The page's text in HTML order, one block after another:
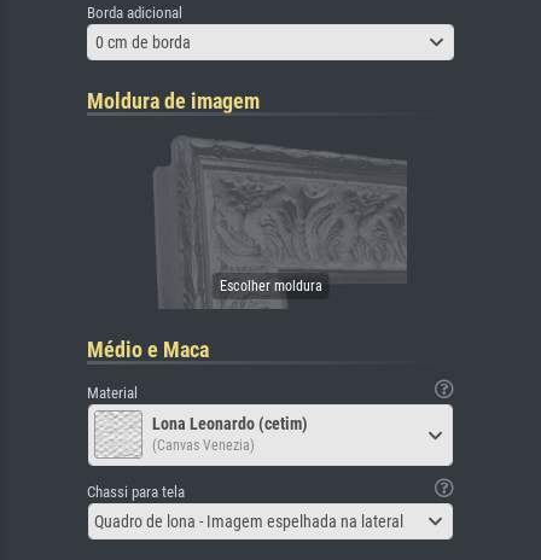
Borda adicional
0 cm de borda
Moldura de imagem
Médio e Maca
Material
Lona Leonardo (cetim)
(Canvas Venezia)
Chassi para tela
Quadro de lona - Imagem espelhada na lateral